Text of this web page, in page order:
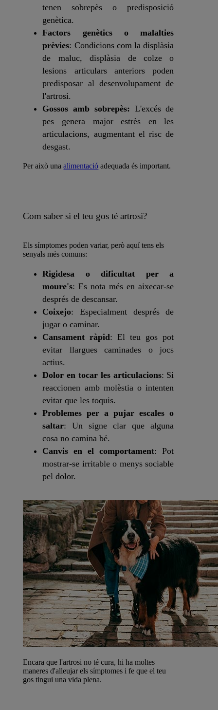
tenen sobrepès o predisposició
genètica.
Factors genètics o malalties
prèvies: Condicions com la displàsia
de maluc, displàsia de colze o
lesions articulars anteriors poden
predisposar al desenvolupament de
l'artrosi.
Gossos amb sobrepès: L'excés de
pes genera major estrès en les
articulacions, augmentant el risc de
desgast.
Per això unaalimentació adequada és important.
Com saber si el teu gos té artrosi?
Els símptomes poden variar, però aquí tens els
senyals més comuns:
Rigidesa o dificultat per a
moure's: Es nota més en aixecar-se
després de descansar.
Coixejo: Especialment després de
jugar o caminar.
Cansament ràpid: El teu gos pot
evitar llargues caminades o jocs
actius.
Dolor en tocar les articulacions: Si
reaccionen amb molèstia o intenten
evitar que les toquis.
Problemes per a pujar escales o
saltar: Un signe clar que alguna
cosa no camina bé.
Canvis en el comportament: Pot
mostrar-se irritable o menys sociable
pel dolor.
Encara que l'artrosi no té cura, hi ha moltes
maneres d'alleujar els símptomes i fe que el teu
gos tingui una vida plena.